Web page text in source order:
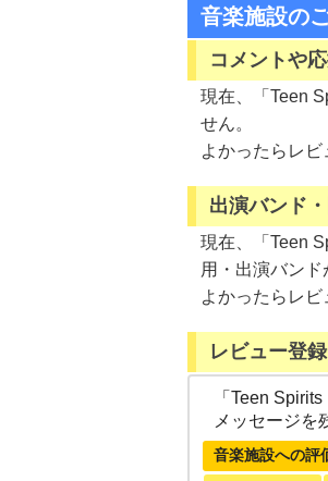
音楽施設の
コメントや
現在、「Teen
せん。
よかったらレビ
出演バンド
現在、「Teen
用・出演バンド
よかったらレビ
レビュー登
「Teen
メッセージを
音楽施設への評